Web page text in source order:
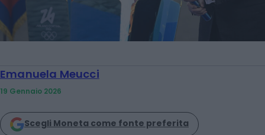
Emanuela Meucci
19 Gennaio 2026
Scegli Moneta come fonte preferita